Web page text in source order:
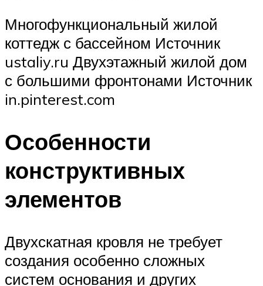
Многофункциональный жилой
коттедж с бассейном Источник
ustaliy.ru Двухэтажный жилой дом
с большими фронтонами Источник
in.pinterest.com
Особенности
конструктивных
элементов
Двухскатная кровля не требует
создания особенно сложных
систем основания и других